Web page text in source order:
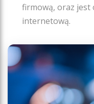
firmową, oraz jest
internetową.